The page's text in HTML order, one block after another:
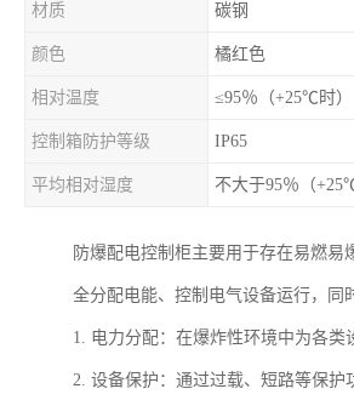
材质 碳钢
颜色 橘红色
相对温度 ≤95％（+25℃时）
控制箱防护等级 IP65
平均相对湿度 不大于95％（
防爆配电控制柜主要用于存在易燃
全分配电能、控制电气设备运行，同
1. 电力分配：在爆炸性环境中为各类
2. 设备保护：通过过载、短路等保护